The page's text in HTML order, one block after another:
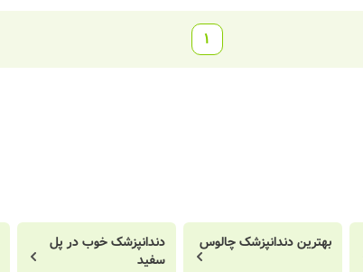
1
بهترین دندانپزشک چالوس
دندانپزشک خوب در پل
سفید